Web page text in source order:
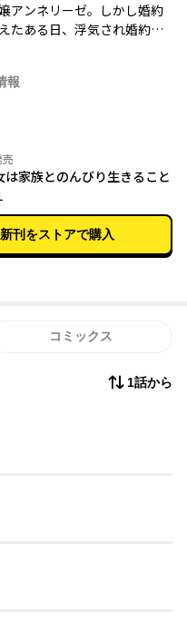
アンネリーゼ。しかし婚約
たある日、浮気され婚約破
の知識を使って画期的な
リーゼの活躍に、彼女を逃
？
ドライフ！
報
年04月17日
は家族とのんびり生きること
刊をストアで購入
コミックス
1話から